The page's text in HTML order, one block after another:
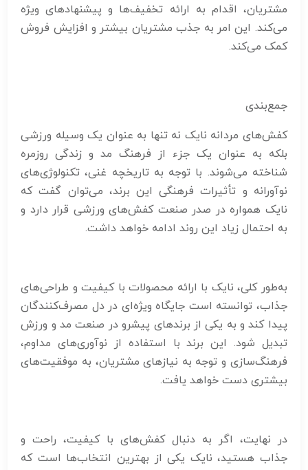
مشتریان، اقدام به ارائه تخفیف‌ها و پیشنهادهای ویژه
می‌کند. این امر به جذب مشتریان بیشتر و افزایش فروش
کمک می‌کند.
جمع‌بندی
کفش‌های مردانه نایک نه تنها به عنوان یک وسیله ورزشی
بلکه به عنوان یک جزء از فرهنگ مد و زندگی روزمره
شناخته می‌شوند. با توجه به تاریخچه غنی، تکنولوژی‌های
نوآورانه و تأثیرات فرهنگی این برند، می‌توان گفت که
نایک همواره در صدر صنعت کفش‌های ورزشی قرار دارد و
به احتمال زیاد این روند ادامه خواهد داشت.
به‌طور کلی، نایک با ارائه محصولات با کیفیت و طراحی‌های
جذاب، توانسته است جایگاه ویژه‌ای در دل مصرف‌کنندگان
پیدا کند و به یکی از برندهای پیشرو در صنعت مد و ورزش
تبدیل شود. این برند با استفاده از نوآوری‌های مداوم،
فرهنگ‌سازی و توجه به نیازهای مشتریان، به موفقیت‌های
بیشتری دست خواهد یافت.
در نهایت، اگر به دنبال کفش‌های با کیفیت، راحت و
جذاب هستید، نایک یکی از بهترین انتخاب‌ها است که